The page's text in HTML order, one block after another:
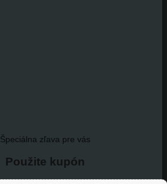
Špeciálna zľava pre vás
Použite kupón